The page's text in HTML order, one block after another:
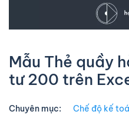
Mẫu Thẻ quầy
tư 200 trên
Chuyên mục: Chế độ kế